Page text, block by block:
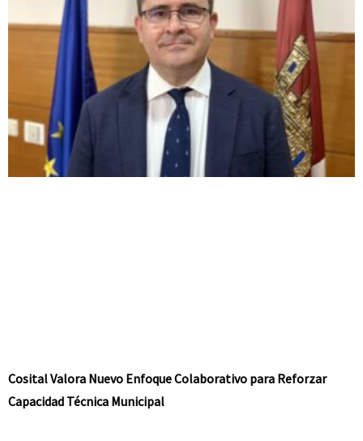
Cosital Valora Nuevo Enfoque Colaborativo para Reforzar
Capacidad Técnica Municipal